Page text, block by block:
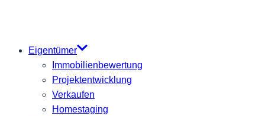
Eigentümer
Immobilienbewertung
Projektentwicklung
Verkaufen
Homestaging